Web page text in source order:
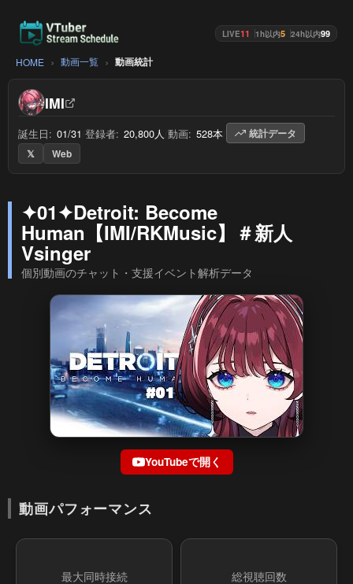
LIVE11 1h以内5 24h以内99
HOME 動画一覧 動画統計
IMI
誕生日: 01/31 登録者: 20,800人 動画: 528本
統計データ
𝕏
Web
✦01✦Detroit: Become
Human【IMI/RKMusic】＃新人
Vsinger
個別動画のチャット・支援イベント解析データ
YouTubeで開く
動画パフォーマンス
最大同時接続 総視聴回数